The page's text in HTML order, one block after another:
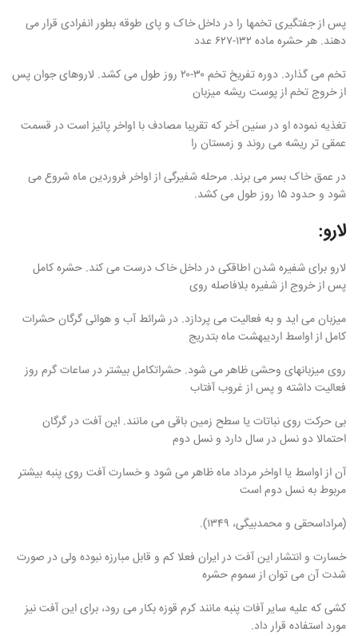
پس از جفتگیری تخمها را در داخل خاک و پای طوقه بطور انفرادی قرار می
دهند. هر حشره ماده ۱۳۲-۶۲۷ عدد
تخم می گذارد. دوره تفريخ تخم ۳۰-۲۰ روز طول می کشد. لاروهای جوان پس
از خروج تخم از پوست ریشه میزبان
تغذیه نموده او در سنین آخر که تقریبا مصادف با اواخر پائیز است در قسمت
عمقی تر ریشه می روند و زمستان را
در عمق خاک بسر می برند. مرحله شفیرگی از اواخر فروردین ماه شروع می
شود و حدود ۱۵ روز طول می کشد.
لارو:
لارو برای شفیره شدن اطاقکی در داخل خاک درست می کند. حشره کامل
پس از خروج از شفیره بلافاصله روی
میزبان می اید و به فعالیت می پردازد. در شرائط آب و هوائی گرگان حشرات
کامل از اواسط اردیبهشت ماه بتدریج
روی میزبانهای وحشی ظاهر می شود. حشراتکامل بیشتر در ساعات گرم روز
فعالیت داشته و پس از غروب آفتاب
بی حرکت روی نباتات یا سطح زمین باقی می مانند. این آفت در گرگان
احتمالا دو نسل در سال دارد و نسل دوم
آن از اواسط یا اواخر مرداد ماه ظاهر می شود و خسارت آفت روی پنبه بیشتر
مربوط به نسل دوم است
(مراداسحقی و محمدبیگی، ۱۳۴۹).
خسارت و انتشار این آفت در ایران فعلا کم و قابل مبارزه نبوده ولی در صورت
شدت آن می توان از سموم حشره
کشی که علیه سایر آفات پنبه مانند کرم قوزه بکار می رود، برای این آفت نیز
مورد استفاده قرار داد.